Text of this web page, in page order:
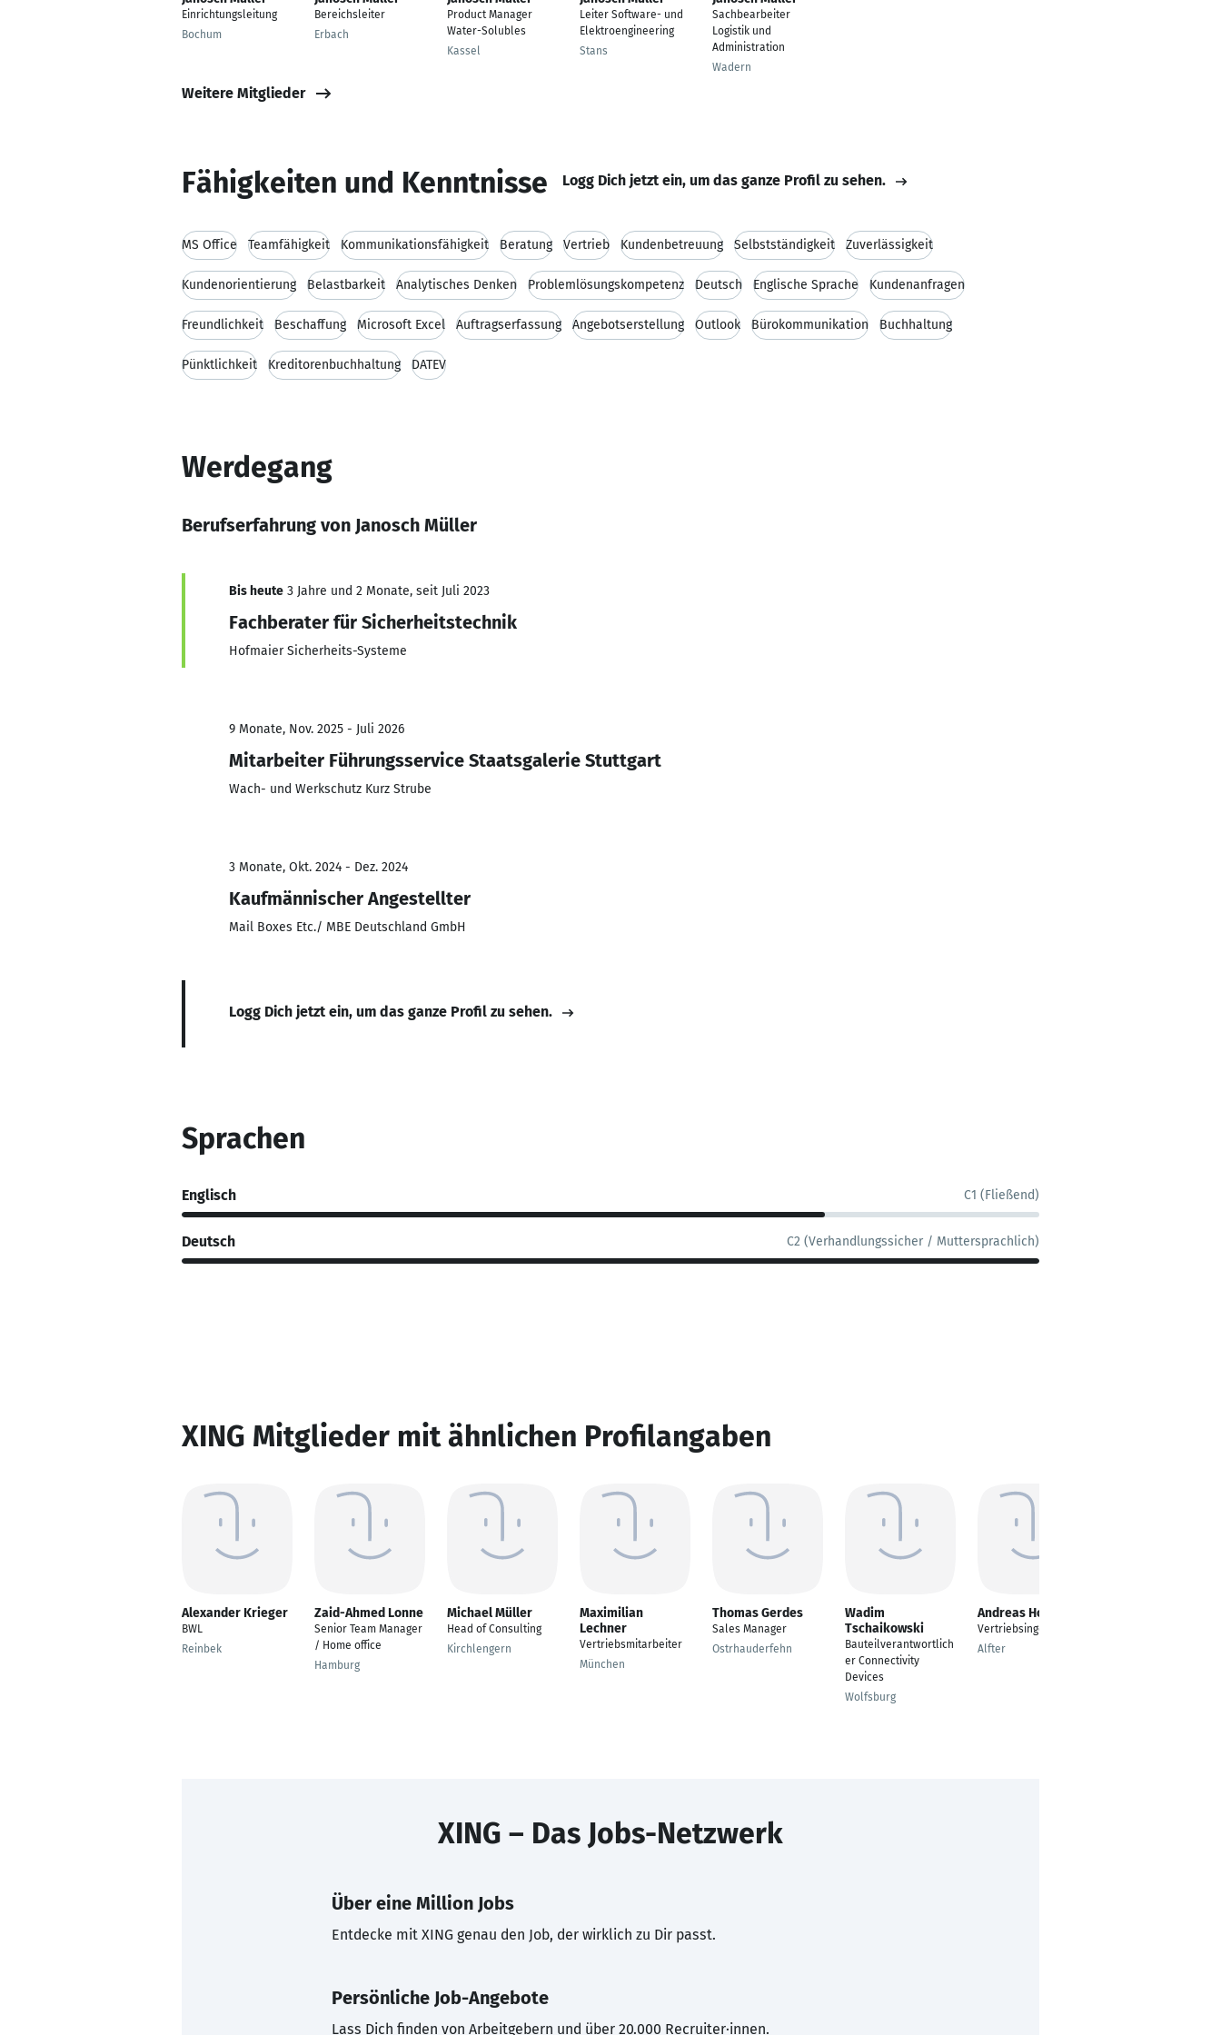
Einrichtungsleitung
Bochum
Bereichsleiter
Erbach
Product Manager
Water-Solubles
Kassel
Leiter Software- und
Elektroengineering
Stans
Sachbearbeiter
Logistik und
Administration
Wadern
Weitere Mitglieder
Fähigkeiten und Kenntnisse Logg Dich jetzt ein, um das ganze Profil zu sehen.
MS Office Teamfähigkeit Kommunikationsfähigkeit Beratung Vertrieb Kundenbetreuung Selbstständigkeit Zuverlässigkeit
Kundenorientierung Belastbarkeit Analytisches Denken Problemlösungskompetenz Deutsch Englische Sprache Kundenanfragen
Freundlichkeit Beschaffung Microsoft Excel Auftragserfassung Angebotserstellung Outlook Bürokommunikation Buchhaltung
Pünktlichkeit Kreditorenbuchhaltung DATEV
Werdegang
Berufserfahrung von Janosch Müller
Bis heute 3 Jahre und 2 Monate, seit Juli 2023
Fachberater für Sicherheitstechnik
Hofmaier Sicherheits-Systeme
9 Monate, Nov. 2025 - Juli 2026
Mitarbeiter Führungsservice Staatsgalerie Stuttgart
Wach- und Werkschutz Kurz Strube
3 Monate, Okt. 2024 - Dez. 2024
Kaufmännischer Angestellter
Mail Boxes Etc./ MBE Deutschland GmbH
Logg Dich jetzt ein, um das ganze Profil zu sehen.
Sprachen
Englisch C1 (Fließend)
Deutsch C2 (Verhandlungssicher / Muttersprachlich)
XING Mitglieder mit ähnlichen Profilangaben
Alexander Krieger
BWL
Reinbek
Zaid-Ahmed Lonne
Senior Team Manager
/ Home office
Hamburg
Michael Müller
Head of Consulting
Kirchlengern
Maximilian
Lechner
Vertriebsmitarbeiter
München
Thomas Gerdes
Sales Manager
Ostrhauderfehn
Wadim
Tschaikowski
Bauteilverantwortlich
er Connectivity
Devices
Wolfsburg
Andreas Hoffmann
Vertriebsingenieur
Alfter
XING – Das Jobs-Netzwerk
Über eine Million Jobs
Entdecke mit XING genau den Job, der wirklich zu Dir passt.
Persönliche Job-Angebote
Lass Dich finden von Arbeitgebern und über 20.000 Recruiter·innen.